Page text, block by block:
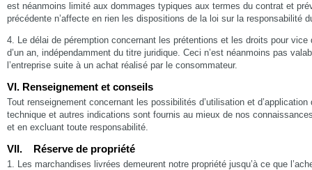
est néanmoins limité aux dommages typiques aux termes du contrat et
précédente n’affecte en rien les dispositions de la loi sur la responsabilité
4. Le délai de péremption concernant les prétentions et les droits pour
d’un an, indépendamment du titre juridique. Ceci n’est néanmoins pas
l’entreprise suite à un achat réalisé par le consommateur.
VI. Renseignement et conseils
Tout renseignement concernant les possibilités d’utilisation et
technique et autres indications sont fournis au mieux de nos
et en excluant toute responsabilité.
VII. Réserve de propriété
1. Les marchandises livrées demeurent notre propriété jusqu’à ce que